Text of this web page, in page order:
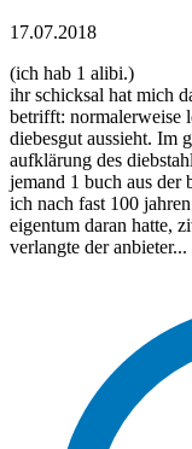
17.07.2018
(ich hab 1 alibi.)
ihr schicksal hat mich
betrifft: normalerweise
diebesgut aussieht. Im
aufklärung des
jemand 1 buch aus der
ich nach fast 100
eigentum daran hatte,
verlangte der anbieter...